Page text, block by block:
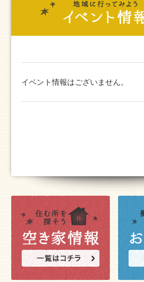
イベント情報はございません。